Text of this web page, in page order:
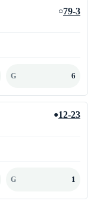
○79-3
G 6
●12-23
G 1